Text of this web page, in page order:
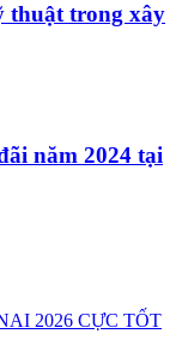
thuật trong xây
năm 2024 tại